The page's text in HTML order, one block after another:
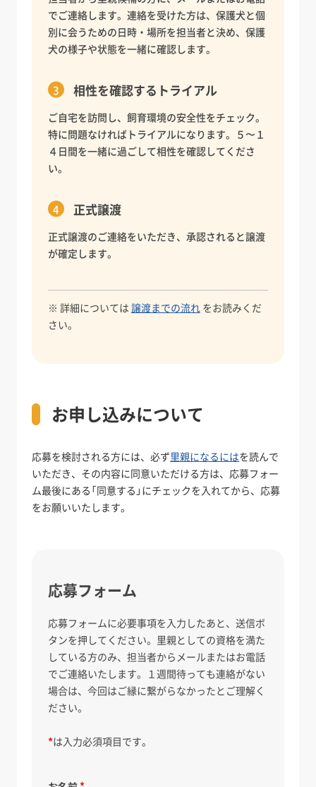
でご連絡します。連絡を受けた方は、保護犬と個
別に会うための日時・場所を担当者と決め、保護
犬の様子や状態を一緒に確認します。
相性を確認するトライアル
ご自宅を訪問し、飼育環境の安全性をチェック。
特に問題なければトライアルになります。５〜１
４日間を一緒に過ごして相性を確認してくださ
い。
正式譲渡
正式譲渡のご連絡をいただき、承認されると譲渡
が確定します。
※ 詳細については 譲渡までの流れをお読みくだ
さい。
お申し込みについて
応募を検討される方には、必ず里親になるにはを読んで
いただき、その内容に同意いただける方は、応募フォー
ム最後にある「同意する」にチェックを入れてから、応募
をお願いいたします。
応募フォーム
応募フォームに必要事項を入力したあと、送信ボ
タンを押してください。里親としての資格を満た
している方のみ、担当者からメールまたはお電話
でご連絡いたします。１週間待っても連絡がない
場合は、今回はご縁に繋がらなかったとご理解く
ださい。
*は入力必須項目です。